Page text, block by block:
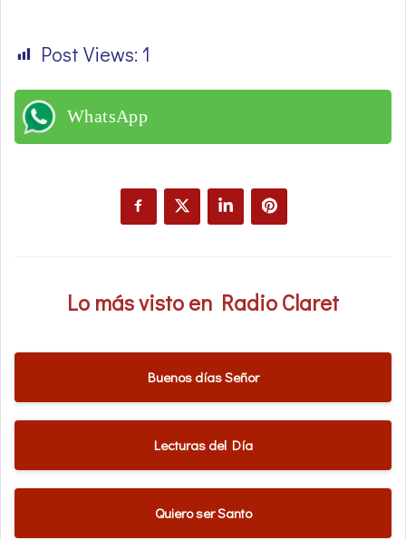
Post Views: 1
WhatsApp
Lo más visto en Radio Claret
Buenos días Señor
Lecturas del Día
Quiero ser Santo